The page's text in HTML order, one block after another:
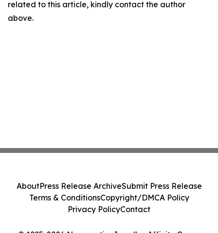
related to this article, kindly contact the author
above.
AboutPress Release ArchiveSubmit Press Release
Terms & ConditionsCopyright/DMCA Policy
Privacy PolicyContact